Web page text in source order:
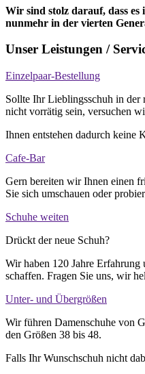
Wir sind stolz darauf, dass
nunmehr in der vierten
Unser Leistungen /
Einzelpaar-Bestellung
Sollte Ihr Lieblingsschuh in der
nicht vorrätig sein, versuchen
Ihnen entstehen dadurch keine
Cafe-Bar
Gern bereiten wir Ihnen einen
Sie sich umschauen oder
Schuhe weiten
Drückt der neue Schuh?
Wir haben 120 Jahre
schaffen. Fragen Sie uns, wir
Unter- und Übergrößen
Wir führen Damenschuhe von
den Größen 38 bis 48.
Falls Ihr Wunschschuh nicht